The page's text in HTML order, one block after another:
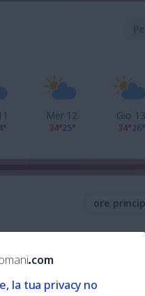
Mer 12
34°25°
Gio 13
34°26°
ore
sereno
.com
la tua privacy no